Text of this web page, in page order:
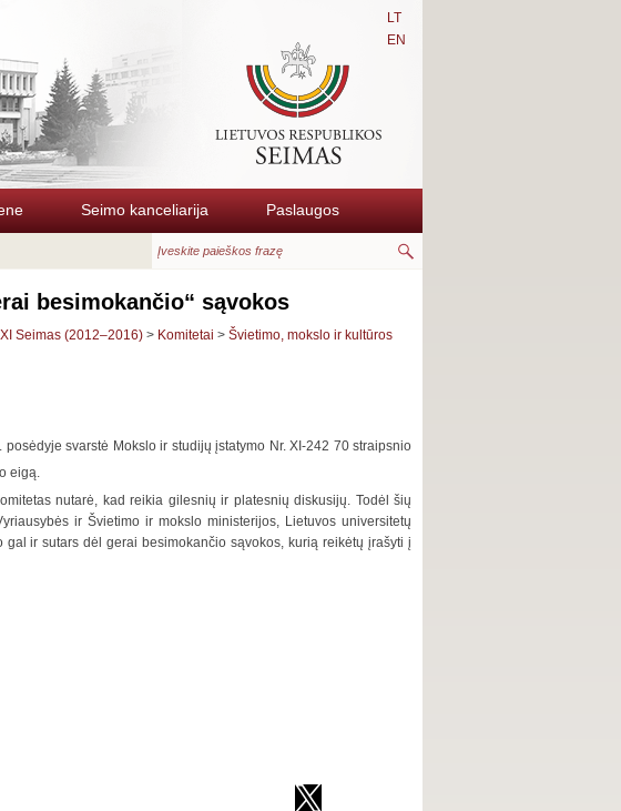
LT
EN
Seimo kanceliarija Paslaugos
besimokančio“ sąvokos
XI Seimas (2012–2016) > Komitetai > Švietimo, mokslo ir kultūros
svarstė Mokslo ir studijų įstatymo Nr. XI-242 70 straipsnio
eigą.
nutarė, kad reikia gilesnių ir platesnių diskusijų. Todėl šių
ir Švietimo ir mokslo ministerijos, Lietuvos universitetų
ir sutars dėl gerai besimokančio sąvokos, kurią reikėtų įrašyti į